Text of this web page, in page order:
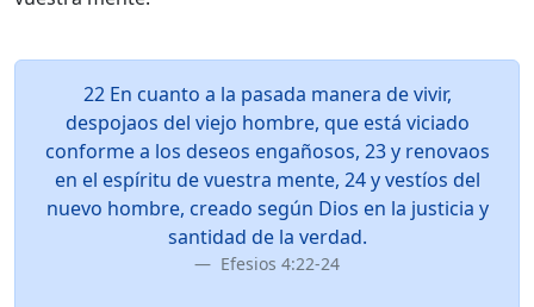
22 En cuanto a la pasada manera de vivir,
despojaos del viejo hombre, que está viciado
conforme a los deseos engañosos, 23 y renovaos
en el espíritu de vuestra mente, 24 y vestíos del
nuevo hombre, creado según Dios en la justicia y
santidad de la verdad.
Efesios 4:22-24